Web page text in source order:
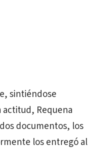
sintiéndose
Requena
documentos, los
los entregó al